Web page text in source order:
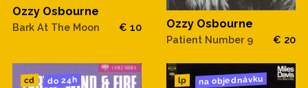
Ozzy Osbourne
Bark At The Moon € 10 Ozzy Osbourne
Patient Number 9 € 20
cd do 24h lp na objednávku